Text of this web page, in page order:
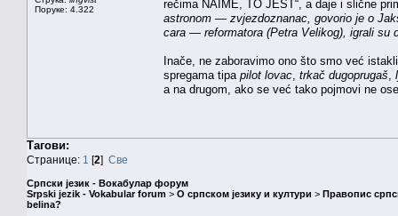
Поруке: 4.322
rečima NAIME, TO JEST“, a daje i slične
astronom — zvjezdoznanac, govorio je o
cara — reformatora (Petra Velikog), igrali su
Inače, ne zaboravimo ono što smo već
spregama tipa pilot lovac trkač dugoprugaš
a na drugom, ako se već tako pojmovi ne
Тагови:
Странице: 1 [2] Све
Српски језик - Вокабулар форум
Srpski jezik - Vokabular forum > О српском језику и култури > Правопис
belina?